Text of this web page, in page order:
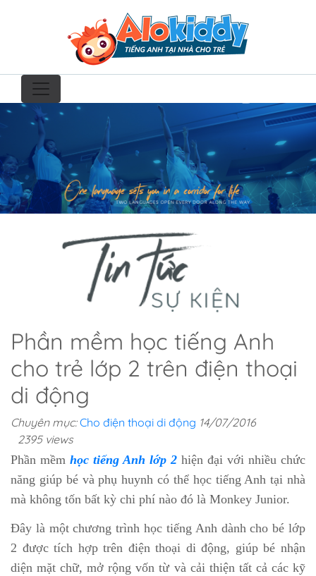
Phần mềm học tiếng Anh
cho trẻ lớp 2 trên điện thoại
di động
Chuyên mục:Cho điện thoại di động 14/07/2016
2395 views
Phần mềm học tiếng Anh lớp 2 hiện đại với nhiều chức
năng giúp bé và phụ huynh có thể học tiếng Anh tại nhà
mà không tốn bất kỳ chi phí nào đó là Monkey Junior.
Đây là một chương trình học tiếng Anh dành cho bé lớp
2 được tích hợp trên điện thoại di động, giúp bé nhận
diện mặt chữ, mở rộng vốn từ và cải thiện tất cả các kỹ